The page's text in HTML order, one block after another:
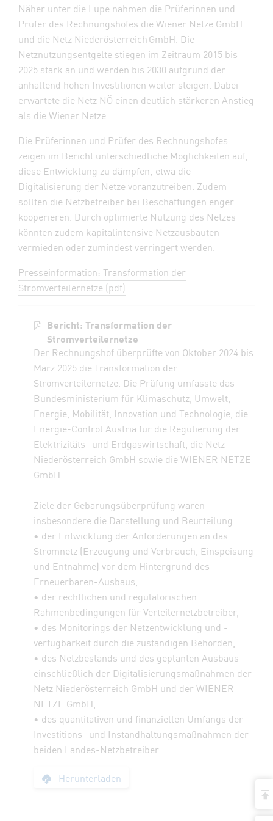
Näher unter die Lupe nahmen die Prüferinnen und
Prüfer des Rechnungshofes die Wiener Netze GmbH
und die Netz Niederösterreich GmbH. Die
Netznutzungsentgelte stiegen im Zeitraum 2015 bis
2025 stark an und werden bis 2030 aufgrund der
anhaltend hohen Investitionen weiter steigen. Dabei
erwartete die Netz NÖ einen deutlich stärkeren Anstieg
als die Wiener Netze.
Die Prüferinnen und Prüfer des Rechnungshofes
zeigen im Bericht unterschiedliche Möglichkeiten auf,
diese Entwicklung zu dämpfen; etwa die
Digitalisierung der Netze voranzutreiben. Zudem
sollten die Netzbetreiber bei Beschaffungen enger
kooperieren. Durch optimierte Nutzung des Netzes
könnten zudem kapitalintensive Netzausbauten
vermieden oder zumindest verringert werden.
Presseinformation: Transformation der
Stromverteilernetze (pdf)
Bericht: Transformation der
Stromverteilernetze
Der Rechnungshof überprüfte von Oktober 2024 bis
März 2025 die Transformation der
Stromverteilernetze. Die Prüfung umfasste das
Bundesministerium für Klimaschutz, Umwelt,
Energie, Mobilität, Innovation und Technologie, die
Energie-Control Austria für die Regulierung der
Elektrizitäts- und Erdgaswirtschaft, die Netz
Niederösterreich GmbH sowie die WIENER NETZE
GmbH.
Ziele der Gebarungsüberprüfung waren
insbesondere die Darstellung und Beurteilung
• der Entwicklung der Anforderungen an das
Stromnetz (Erzeugung und Verbrauch, Einspeisung
und Entnahme) vor dem Hintergrund des
Erneuerbaren-Ausbaus,
• der rechtlichen und regulatorischen
Rahmenbedingungen für Verteilernetzbetreiber,
• des Monitorings der Netzentwicklung und -
verfügbarkeit durch die zuständigen Behörden,
• des Netzbestands und des geplanten Ausbaus
einschließlich der Digitalisierungsmaßnahmen der
Netz Niederösterreich GmbH und der WIENER
NETZE GmbH,
• des quantitativen und finanziellen Umfangs der
Investitions- und Instandhaltungsmaßnahmen der
beiden Landes-Netzbetreiber.
Bericht:
Herunterladen